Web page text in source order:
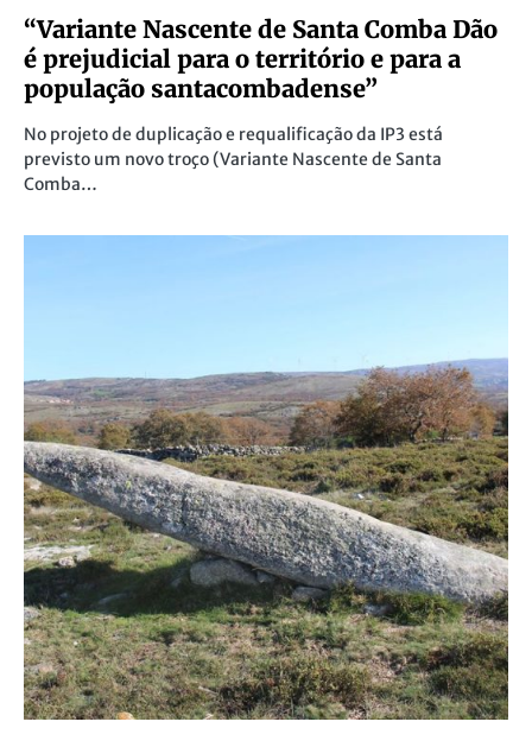
“Variante Nascente de Santa Comba Dão
é prejudicial para o território e para a
população santacombadense”
No projeto de duplicação e requalificação da IP3 está
previsto um novo troço (Variante Nascente de Santa
Comba…